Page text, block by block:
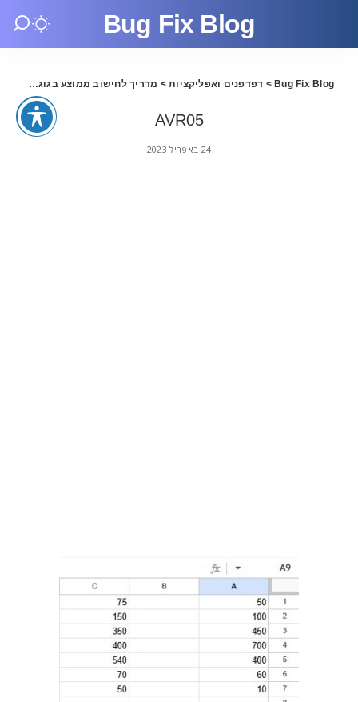
Bug Fix Blog
Bug Fix Blog
> דפדפנים ואפליקציות> מדריך לחישוב ממוצע בגוגל Sheets
AVR05
24 באפריל 2023